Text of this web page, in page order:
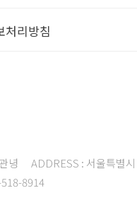
처리방침
녕
ADDRESS : 서울특별
518-8914